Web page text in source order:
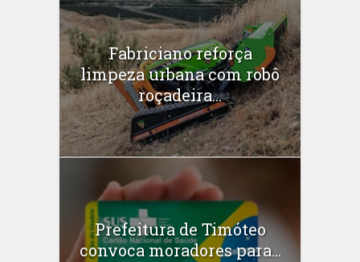
Fabriciano reforça
limpeza urbana com robô
roçadeira...
Prefeitura de Timóteo
convoca moradores para...